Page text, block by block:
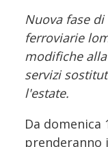
Nuova fase
ferroviarie
modifiche
servizi
l'estate.
Da domenica
prenderanno